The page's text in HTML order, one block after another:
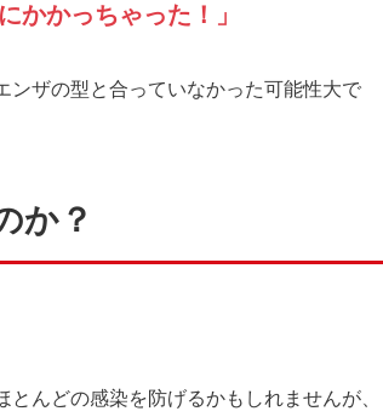
かかっちゃった！」
ンザの型と合っていなかった可能性大で
か？
んどの感染を防げるかもしれませんが、